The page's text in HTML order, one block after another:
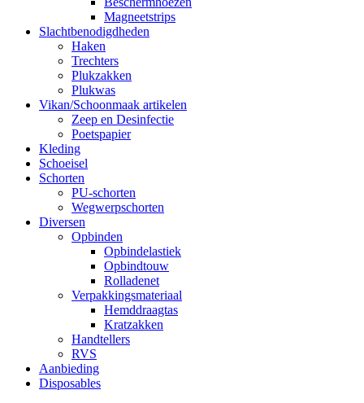
Magneetstrips
Slachtbenodigdheden
Haken
Trechters
Plukzakken
Plukwas
Vikan/Schoonmaak artikelen
Zeep en Desinfectie
Poetspapier
Kleding
Schoeisel
Schorten
PU-schorten
Wegwerpschorten
Diversen
Opbinden
Opbindelastiek
Opbindtouw
Rolladenet
Verpakkingsmateriaal
Hemddraagtas
Kratzakken
Handtellers
RVS
Aanbieding
Disposables